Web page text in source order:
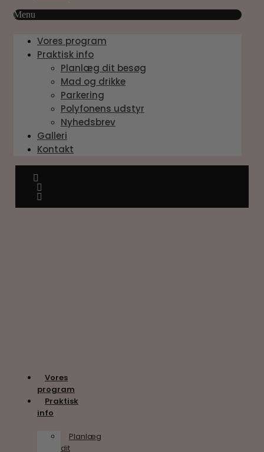
Menu
Vores program
Praktisk info
Planlæg dit besøg
Mad og drikke
Parkering
Polyfonens udstyr
Nyhedsbrev
Galleri
Kontakt
Vores
program
Praktisk
info
Planlæg
dit